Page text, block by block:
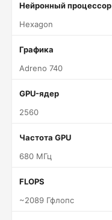
Нейронный процессор
Hexagon
Графика
Adreno 740
GPU-ядер
2560
Частота GPU
680 МГц
FLOPS
~2089 Гфлопс